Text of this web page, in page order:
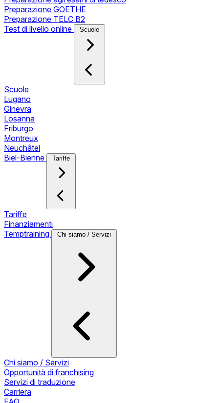
Preparazione GOETHE
Preparazione TELC B2
Test di livello online
Scuole
Scuole
Lugano
Ginevra
Losanna
Friburgo
Montreux
Neuchâtel
Biel-Bienne
Tariffe
Tariffe
Finanziamenti
Temptraining
Chi siamo / Servizi
Chi siamo / Servizi
Opportunità di franchising
Servizi di traduzione
Carriera